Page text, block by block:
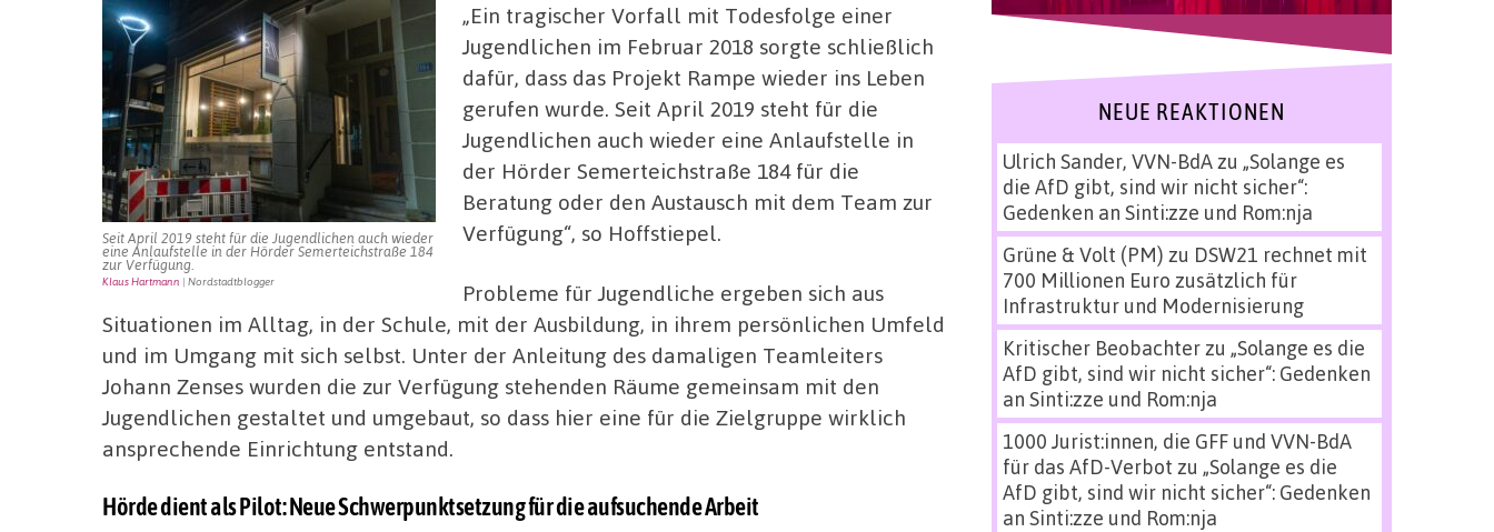
Seit April 2019 steht für die Jugendlichen auch wieder
eine Anlaufstelle in der Hörder Semerteichstraße 184
zur Verfügung.
Klaus Hartmann | Nordstadtblogger
„Ein tragischer Vorfall mit Todesfolge einer
Jugendlichen im Februar 2018 sorgte schließlich
dafür, dass das Projekt Rampe wieder ins Leben
gerufen wurde. Seit April 2019 steht für die
Jugendlichen auch wieder eine Anlaufstelle in
der Hörder Semerteichstraße 184 für die
Beratung oder den Austausch mit dem Team zur
Verfügung“, so Hoffstiepel.
Probleme für Jugendliche ergeben sich aus
Situationen im Alltag, in der Schule, mit der Ausbildung, in ihrem persönlichen Umfeld
und im Umgang mit sich selbst. Unter der Anleitung des damaligen Teamleiters
Johann Zenses wurden die zur Verfügung stehenden Räume gemeinsam mit den
Jugendlichen gestaltet und umgebaut, so dass hier eine für die Zielgruppe wirklich
ansprechende Einrichtung entstand.
Hörde dient als Pilot: Neue Schwerpunktsetzung für die aufsuchende Arbeit
NEUE REAKTIONEN
Ulrich Sander, VVN-BdAzu „Solange es
die AfD gibt, sind wir nicht sicher“:
Gedenken an Sinti:zze und Rom:nja
Grüne & Volt (PM) zu DSW21 rechnet mit
700 Millionen Euro zusätzlich für
Infrastruktur und Modernisierung
Kritischer Beobachterzu „Solange es die
AfD gibt, sind wir nicht sicher“: Gedenken
an Sinti:zze und Rom:nja
1000 Jurist:innen, die GFF und VVN-BdA
für das AfD-Verbot zu „Solange es die
AfD gibt, sind wir nicht sicher“: Gedenken
an Sinti:zze und Rom:nja